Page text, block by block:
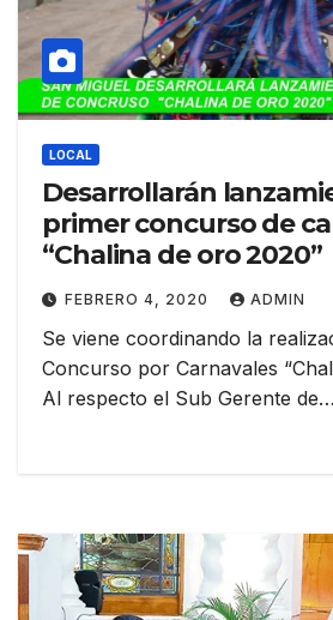
LOCAL
Desarrollarán
primer concurso de
“Chalina de oro 2020”
FEBRERO 4, 2020 ADMIN
Se viene coordinando la
Concurso por Carnavales
Al respecto el Sub Gerente de…